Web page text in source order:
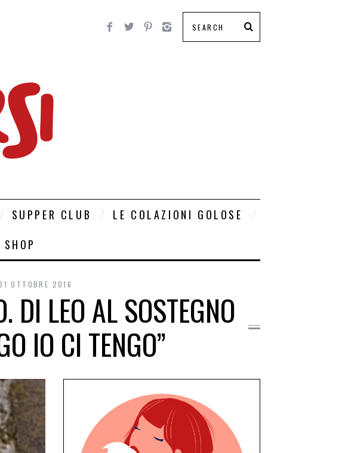
SUPPER CLUB
LE COLAZIONI GOLOSE
SHOP
31 OTTOBRE 2016
DI LEO AL SOSTEGNO
IO CI TENGO”